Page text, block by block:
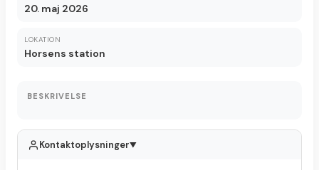
20. maj 2026
LOKATION
Horsens station
BESKRIVELSE
Kontaktoplysninger▲